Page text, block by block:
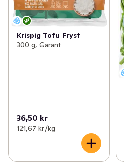
Krispig Tofu Fryst
300 g, Garant
36,50 kr
121,67 kr /kg